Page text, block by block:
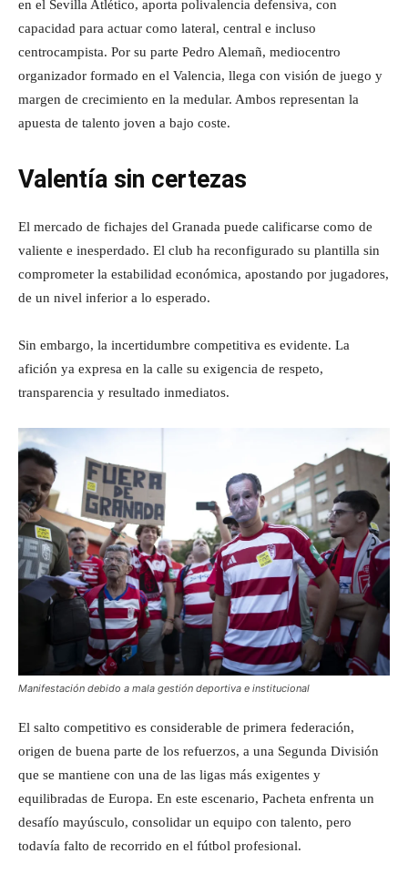
en el Sevilla Atlético, aporta polivalencia defensiva, con
capacidad para actuar como lateral, central e incluso
centrocampista. Por su parte Pedro Alemañ, mediocentro
organizador formado en el Valencia, llega con visión de juego y
margen de crecimiento en la medular. Ambos representan la
apuesta de talento joven a bajo coste.
Valentía sin certezas
El mercado de fichajes del Granada puede calificarse como de
valiente e inesperdado. El club ha reconfigurado su plantilla sin
comprometer la estabilidad económica, apostando por jugadores,
de un nivel inferior a lo esperado.
Sin embargo, la incertidumbre competitiva es evidente. La
afición ya expresa en la calle su exigencia de respeto,
transparencia y resultado inmediatos.
Manifestación debido a mala gestión deportiva e institucional
El salto competitivo es considerable de primera federación,
origen de buena parte de los refuerzos, a una Segunda División
que se mantiene con una de las ligas más exigentes y
equilibradas de Europa. En este escenario, Pacheta enfrenta un
desafío mayúsculo, consolidar un equipo con talento, pero
todavía falto de recorrido en el fútbol profesional.